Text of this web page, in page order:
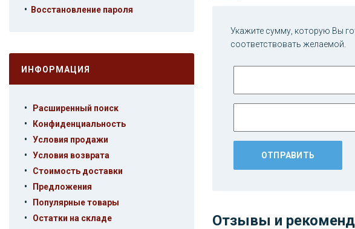
• Восстановление пароля
ИНФОРМАЦИЯ
• Расширенный поиск
• Конфиденциальность
• Условия продажи
• Условия возврата
• Стоимость доставки
• Предложения
• Популярные товары
• Остатки на складе
Укажите сумму, которую Вы
соответствовать желаемой.
Отзывы и